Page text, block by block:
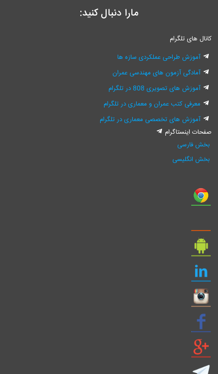
مارا دنبال کنید:
کانال های تلگرام
آموزش طراحی عملکردی سازه ها
آمادگی آزمون های مهندسی عمران
آموزش های تصویری 808 در تلگرام
معرفی کتب عمران و معماری در تلگرام
آموزش های تخصصی معماری در تلگرام
صفحات اینستاگرام
بخش فارسی
بخش انگلیسی